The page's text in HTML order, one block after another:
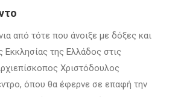
από τότε που άνοιξε με δόξες και
Εκκλησίας της Ελλάδος στις
Χριστόδουλος
όπου θα έφερνε σε επαφή την